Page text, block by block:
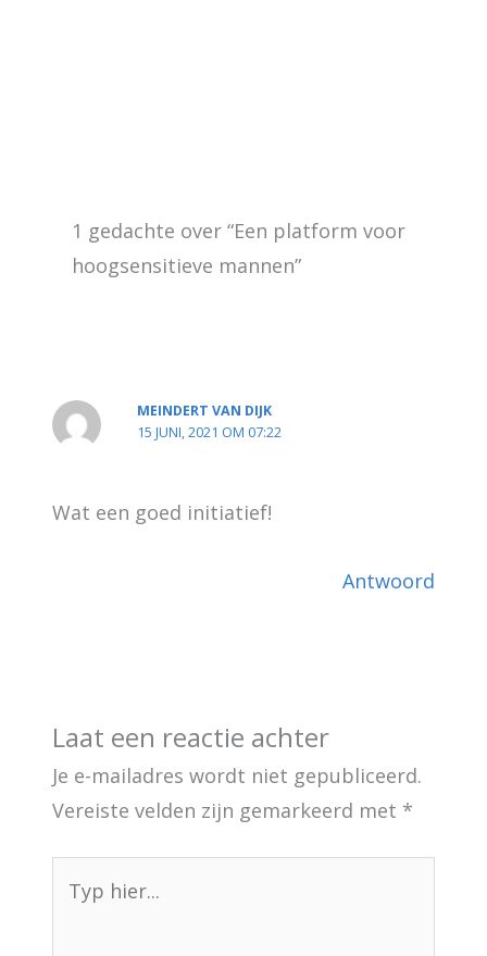
1 gedachte over “Een platform voor
hoogsensitieve mannen”
MEINDERT VAN DIJK
15 JUNI, 2021 OM 07:22
Wat een goed initiatief!
Antwoord
Laat een reactie achter
Je e-mailadres wordt niet gepubliceerd.
Vereiste velden zijn gemarkeerd met *
hier...